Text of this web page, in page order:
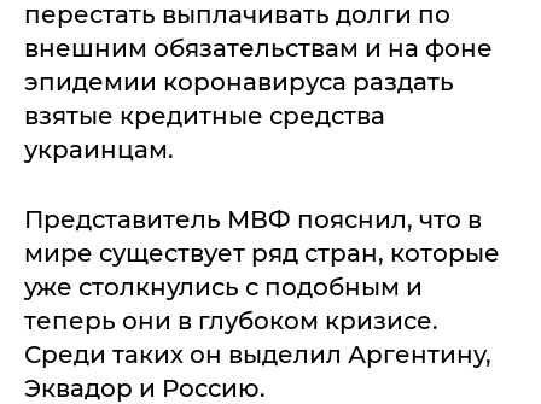
перестать выплачивать долги по
внешним обязательствам и на фоне
эпидемии коронавируса раздать
взятые кредитные средства
украинцам.
Представитель МВФ пояснил, что в
мире существует ряд стран, которые
уже столкнулись с подобным и
теперь они в глубоком кризисе.
Среди таких он выделил Аргентину,
Эквадор и Россию.